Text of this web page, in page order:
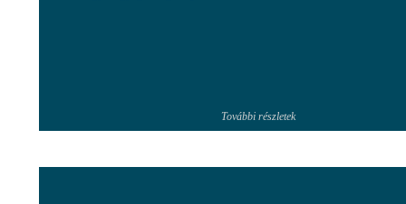
További részletek